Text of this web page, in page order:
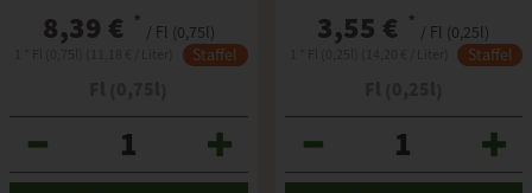
8,39 € * / Fl (0,75l)
Staffel
3,55 € * / Fl (0,25l)
Staffel